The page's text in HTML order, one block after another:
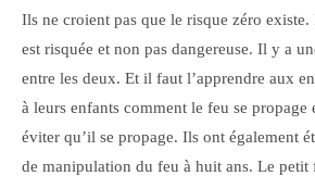
Ils ne croient pas que le risque zéro
est risquée et non pas dangereuse. Il y a
entre les deux. Et il faut l’apprendre aux
à leurs enfants comment le feu se
éviter qu’il se propage. Ils ont également
de manipulation du feu à huit ans. Le petit